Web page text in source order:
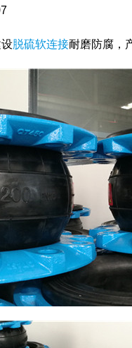
脱硫软连接耐磨防腐，